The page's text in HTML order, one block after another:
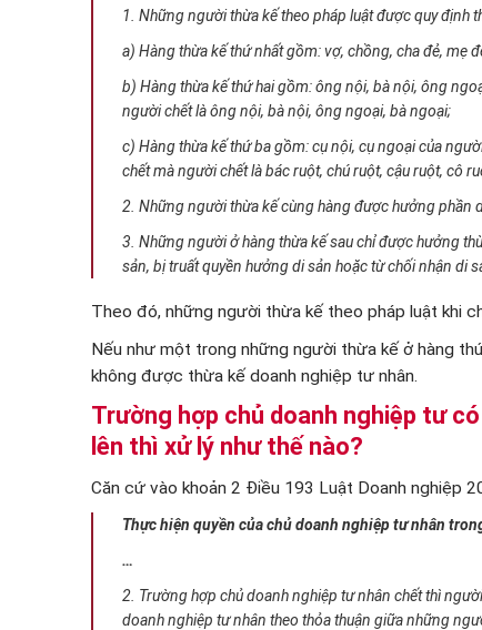
1. Những người thừa kế theo pháp luật được quy định
a) Hàng thừa kế thứ nhất gồm: vợ, chồng, cha đẻ, mẹ
b) Hàng thừa kế thứ hai gồm: ông nội, bà nội, ông
người chết là ông nội, bà nội, ông ngoại, bà ngoại;
c) Hàng thừa kế thứ ba gồm: cụ nội, cụ ngoại của
chết mà người chết là bác ruột, chú ruột, cậu ruột, cô
2. Những người thừa kế cùng hàng được hưởng phần
3. Những người ở hàng thừa kế sau chỉ được hưởng
sản, bị truất quyền hưởng di sản hoặc từ chối nhận di
Theo đó, những người thừa kế theo pháp luật khi
Nếu như một trong những người thừa kế ở hàng
không được thừa kế doanh nghiệp tư nhân.
Trường hợp chủ doanh nghiệp tư
lên thì xử lý như thế nào?
Căn cứ vào khoản 2 Điều 193 Luật Doanh nghiệp
Thực hiện quyền của chủ doanh nghiệp tư nhân
…
2. Trường hợp chủ doanh nghiệp tư nhân chết thì
doanh nghiệp tư nhân theo thỏa thuận giữa những